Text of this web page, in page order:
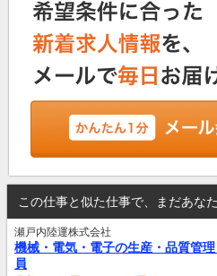
この仕事と似た仕事で、まだあな
瀬戸内陸運株式会社
機械・電気・電子の生産・品質管
員